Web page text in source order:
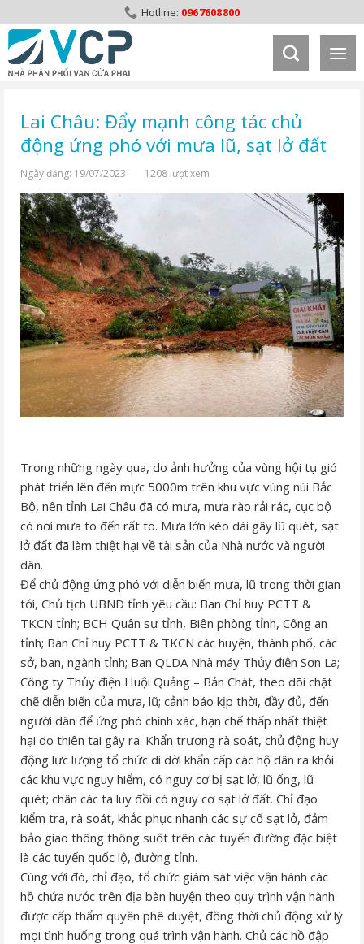
to
content
0967608800
Lai Châu: Đẩy mạnh công tác chủ
động ứng phó với mưa lũ, sạt lở đất
Ngày đăng: 19/07/2023 1208 lượt xem
Trong những ngày qua, do ảnh hưởng của vùng hội tụ gió
phát triển lên đến mực 5000m trên khu vực vùng núi Bắc
Bộ, nên tỉnh Lai Châu đã có mưa, mưa rào rải rác, cục bộ
có nơi mưa to đến rất to. Mưa lớn kéo dài gây lũ quét, sạt
lở đất đã làm thiệt hại về tài sản của Nhà nước và người
dân.
Để chủ động ứng phó với diễn biến mưa, lũ trong thời gian
tới, Chủ tịch UBND tỉnh yêu cầu: Ban Chỉ huy PCTT &
TKCN tỉnh; BCH Quân sự tỉnh, Biên phòng tỉnh, Công an
tỉnh; Ban Chỉ huy PCTT & TKCN các huyện, thành phố, các
sở, ban, ngành tỉnh; Ban QLDA Nhà máy Thủy điện Sơn La;
Công ty Thủy điện Huội Quảng – Bản Chát, theo dõi chặt
chẽ diễn biến của mưa, lũ; cảnh báo kịp thời, đầy đủ, đến
người dân để ứng phó chính xác, hạn chế thấp nhất thiệt
hại do thiên tai gây ra. Khẩn trương rà soát, chủ động huy
động lực lượng tổ chức di dời khẩn cấp các hộ dân ra khỏi
các khu vực nguy hiểm, có nguy cơ bị sạt lở, lũ ống, lũ
quét; chân các ta luy đồi có nguy cơ sạt lở đất. Chỉ đạo
kiểm tra, rà soát, khắc phục nhanh các sự cố sạt lở, đảm
bảo giao thông thông suốt trên các tuyến đường đặc biệt
là các tuyến quốc lộ, đường tỉnh.
Cùng với đó, chỉ đạo, tổ chức giám sát việc vận hành các
hồ chứa nước trên địa bàn huyện theo quy trình vận hành
được cấp thẩm quyền phê duyệt, đồng thời chủ động xử lý
mọi tình huống trong quá trình vận hành. Chủ các hồ đập